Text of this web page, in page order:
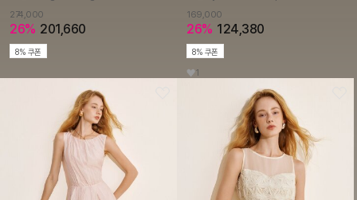
274,000
26% 201,660
8% 쿠폰
169,000
26% 124,380
8% 쿠폰
1